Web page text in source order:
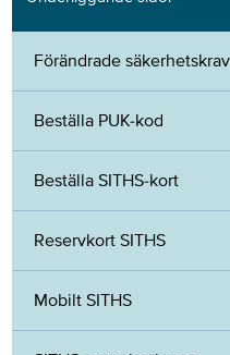
Förändrade
Beställa PUK-kod
Beställa SITHS-kort
Reservkort SITHS
Mobilt SITHS